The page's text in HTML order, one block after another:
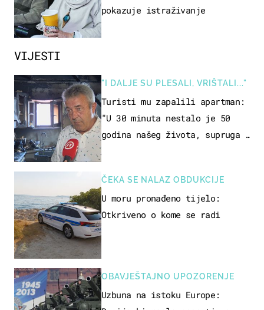
VIJESTI
"I DALJE SU PLESALI, VRIŠTALI..."
Turisti mu zapalili apartman:
"U 30 minuta nestalo je 50
godina našeg života, supruga i
ČEKA SE NALAZ OBDUKCIJE
U moru pronađeno tijelo:
Otkriveno o kome se radi
OBAVJEŠTAJNO UPOZORENJE
Uzbuna na istoku Europe:
pokazuje istraživanje